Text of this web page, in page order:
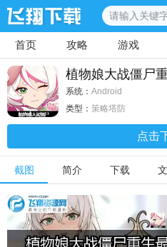
首页 攻略 游戏
植物娘大战僵尸
系统： Android
类型： 策略塔防
点击
截图 简介 下载